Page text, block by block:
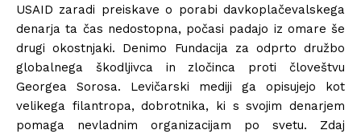
USAID zaradi preiskave o porabi davkoplačevalskega
denarja ta čas nedostopna, počasi padajo iz omare še
drugi okostnjaki. Denimo Fundacija za odprto družbo
globalnega škodljivca in zločinca proti človeštvu
Georgea Sorosa. Levičarski mediji ga opisujejo kot
velikega filantropa, dobrotnika, ki s svojim denarjem
pomaga nevladnim organizacijam po svetu. Zdaj